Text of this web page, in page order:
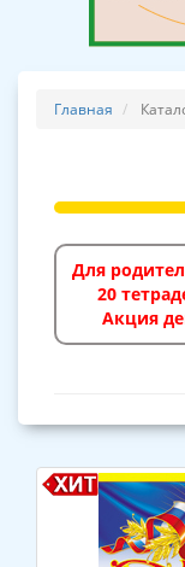
Главная
Для
20
Акция